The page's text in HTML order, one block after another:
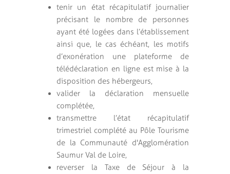
tenir un état récapitulatif journalier
précisant le nombre de personnes
ayant été logées dans l’établissement
ainsi que, le cas échéant, les motifs
d’exonération une plateforme de
télédéclaration en ligne est mise à la
disposition des hébergeurs,
valider la déclaration mensuelle
complétée,
transmettre l’état récapitulatif
trimestriel complété au Pôle Tourisme
de la Communauté d'Agglomération
Saumur Val de Loire,
reverser la Taxe de Séjour à la